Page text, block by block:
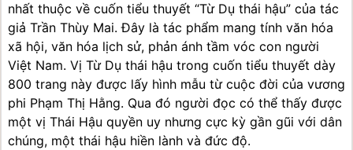
nhất thuộc về cuốn tiểu thuyết “Từ Dụ thái hậu” của tác
giả Trần Thùy Mai. Đây là tác phẩm mang tính văn hóa
xã hội, văn hóa lịch sử, phản ánh tầm vóc con người
Việt Nam. Vị Từ Dụ thái hậu trong cuốn tiểu thuyết dày
800 trang này được lấy hình mẫu từ cuộc đời của vương
phi Phạm Thị Hằng. Qua đó người đọc có thể thấy được
một vị Thái Hậu quyền uy nhưng cực kỳ gần gũi với dân
chúng, một thái hậu hiền lành và đức độ.